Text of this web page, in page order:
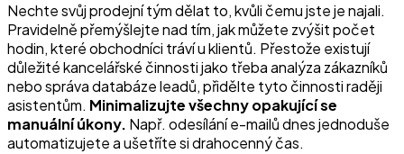
Nechte svůj prodejní tým dělat to, kvůli čemu jste je najali.
Pravidelně přemýšlejte nad tím, jak můžete zvýšit počet
hodin, které obchodníci tráví u klientů. Přestože existují
důležité kancelářské činnosti jako třeba analýza zákazníků
nebo správa databáze leadů, přidělte tyto činnosti raději
asistentům. Minimalizujte všechny opakující se
manuální úkony. Např. odesílání e-mailů dnes jednoduše
automatizujete a ušetříte si drahocenný čas.